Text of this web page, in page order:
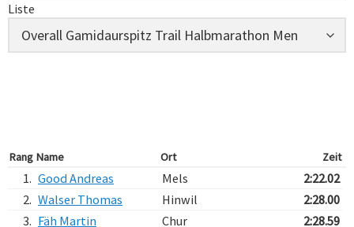
Liste
Rang Name Ort Zeit
1. Good Andreas Mels
2:22.02
2. Walser Thomas Hinwil
2:28.00
3. Fäh Martin Chur
2:28.59